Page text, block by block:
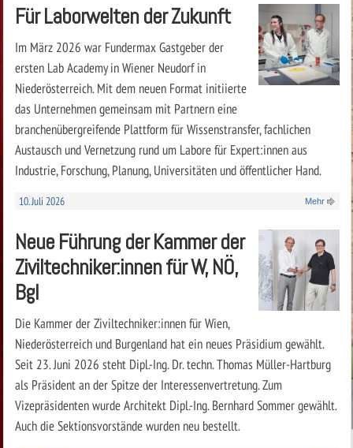
Für Laborwelten der Zukunft
Im März 2026 war Fundermax Gastgeber der
ersten Lab Academy in Wiener Neudorf in
Niederösterreich. Mit dem neuen Format initiierte
das Unternehmen gemeinsam mit Partnern eine
branchenübergreifende Plattform für Wissenstransfer, fachlichen
Austausch und Vernetzung rund um Labore für Expert:innen aus
Industrie, Forschung, Planung, Universitäten und öffentlicher Hand.
10. Juli 2026 Mehr
Neue Führung der Kammer der
Ziviltechniker:innen für W, NÖ,
Bgl
Die Kammer der Ziviltechniker:innen für Wien,
Niederösterreich und Burgenland hat ein neues Präsidium gewählt.
Seit 23. Juni 2026 steht Dipl.-Ing. Dr. techn. Thomas Müller-Hartburg
als Präsident an der Spitze der Interessenvertretung. Zum
Vizepräsidenten wurde Architekt Dipl.-Ing. Bernhard Sommer gewählt.
Auch die Sektionsvorstände wurden neu bestellt.